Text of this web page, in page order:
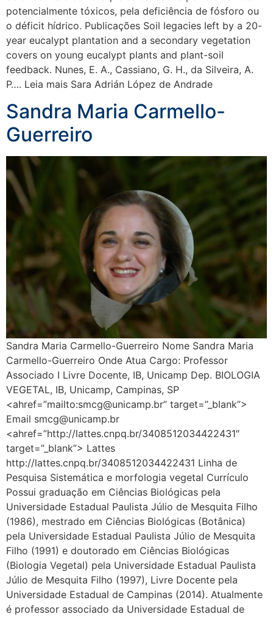
potencialmente tóxicos, pela deficiência de fósforo ou
o déficit hídrico. Publicações Soil legacies left by a 20-
year eucalypt plantation and a secondary vegetation
covers on young eucalypt plants and plant-soil
feedback. Nunes, E. A., Cassiano, G. H., da Silveira, A.
P…. Leia mais Sara Adrián López de Andrade
Sandra Maria Carmello-
Guerreiro
Sandra Maria Carmello-Guerreiro Nome Sandra Maria
Carmello-Guerreiro Onde Atua Cargo: Professor
Associado I Livre Docente, IB, Unicamp Dep. BIOLOGIA
VEGETAL, IB, Unicamp, Campinas, SP
<ahref=”mailto:smcg@unicamp.br” target=”_blank”>
Email smcg@unicamp.br
<ahref=”http://lattes.cnpq.br/3408512034422431″
target=”_blank”> Lattes
http://lattes.cnpq.br/3408512034422431 Linha de
Pesquisa Sistemática e morfologia vegetal Currículo
Possui graduação em Ciências Biológicas pela
Universidade Estadual Paulista Júlio de Mesquita Filho
(1986), mestrado em Ciências Biológicas (Botânica)
pela Universidade Estadual Paulista Júlio de Mesquita
Filho (1991) e doutorado em Ciências Biológicas
(Biologia Vegetal) pela Universidade Estadual Paulista
Júlio de Mesquita Filho (1997), Livre Docente pela
Universidade Estadual de Campinas (2014). Atualmente
é professor associado da Universidade Estadual de